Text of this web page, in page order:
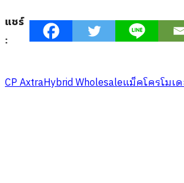
แชร์
:
CP AxtraHybrid Wholesaleแม็คโครโมเ